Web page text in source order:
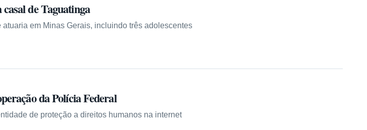
de Taguatinga
em Minas Gerais, incluindo três adolescentes
da Polícia Federal
de proteção a direitos humanos na internet